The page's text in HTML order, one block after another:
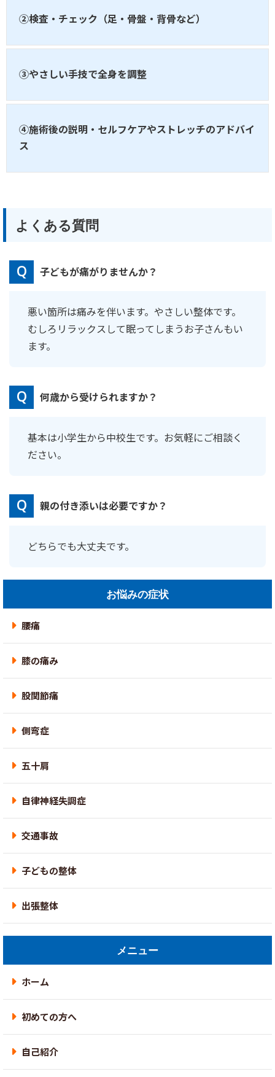
②検査・チェック（足・骨盤・背骨など）
③やさしい手技で全身を調整
④施術後の説明・セルフケアやストレッチのアドバイ
ス
よくある質問
子どもが痛がりませんか？
悪い箇所は痛みを伴います。やさしい整体です。
むしろリラックスして眠ってしまうお子さんもい
ます。
何歳から受けられますか？
基本は小学生から中校生です。お気軽にご相談く
ださい。
親の付き添いは必要ですか？
どちらでも大丈夫です。
お悩みの症状
腰痛
膝の痛み
股関節痛
側弯症
五十肩
自律神経失調症
交通事故
子どもの整体
出張整体
メニュー
ホーム
初めての方へ
自己紹介